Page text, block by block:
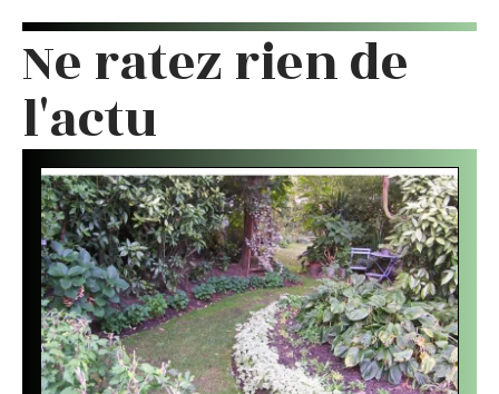
Ne ratez rien de
l'actu